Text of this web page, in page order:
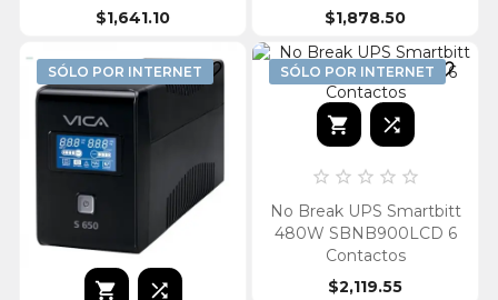
$1,641.10
$1,878.50
SÓLO POR INTERNET 
 
SÓLO POR INTERNET 
 
    
No Break UPS Smartbitt
480W SBNB900LCD 6
Contactos
$2,119.55